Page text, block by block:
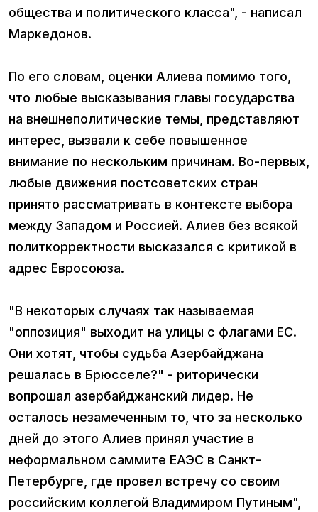
общества и политического класса", - написал
Маркедонов.
По его словам, оценки Алиева помимо того,
что любые высказывания главы государства
на внешнеполитические темы, представляют
интерес, вызвали к себе повышенное
внимание по нескольким причинам. Во-первых,
любые движения постсоветских стран
принято рассматривать в контексте выбора
между Западом и Россией. Алиев без всякой
политкорректности высказался с критикой в
адрес Евросоюза.
"В некоторых случаях так называемая
"оппозиция" выходит на улицы с флагами ЕС.
Они хотят, чтобы судьба Азербайджана
решалась в Брюсселе?" - риторически
вопрошал азербайджанский лидер. Не
осталось незамеченным то, что за несколько
дней до этого Алиев принял участие в
неформальном саммите ЕАЭС в Санкт-
Петербурге, где провел встречу со своим
российским коллегой Владимиром Путиным",